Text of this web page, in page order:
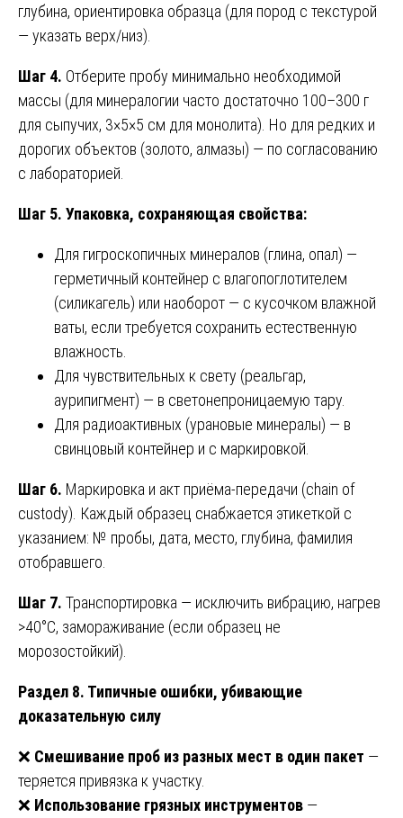
глубина, ориентировка образца (для пород с текстурой
— указать верх/низ).
Шаг 4. Отберите пробу минимально необходимой
массы (для минералогии часто достаточно 100–300 г
для сыпучих, 3×5×5 см для монолита). Но для редких и
дорогих объектов (золото, алмазы) — по согласованию
с лабораторией.
Шаг 5. Упаковка, сохраняющая свойства:
Для гигроскопичных минералов (глина, опал) —
герметичный контейнер с влагопоглотителем
(силикагель) или наоборот — с кусочком влажной
ваты, если требуется сохранить естественную
влажность.
Для чувствительных к свету (реальгар,
аурипигмент) — в светонепроницаемую тару.
Для радиоактивных (урановые минералы) — в
свинцовый контейнер и с маркировкой.
Шаг 6. Маркировка и акт приёма-передачи (chain of
custody). Каждый образец снабжается этикеткой с
указанием: № пробы, дата, место, глубина, фамилия
отобравшего.
Шаг 7. Транспортировка — исключить вибрацию, нагрев
>40°C, замораживание (если образец не
морозостойкий).
Раздел 8. Типичные ошибки, убивающие
доказательную силу
❌ Смешивание проб из разных мест в один пакет —
теряется привязка к участку.
❌ Использование грязных инструментов —